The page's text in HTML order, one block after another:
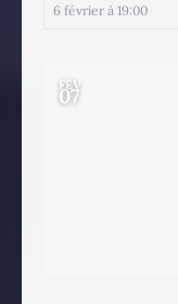
6 février à 19:00
FÉV
07